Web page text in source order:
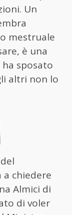
Un
mestruale
è una
sposato
altri non lo
chiedere
Almici di
di voler